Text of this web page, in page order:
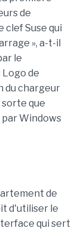
de
clef Suse qui
», a-t-il
le
de
du chargeur
que
Windows
de
d'utiliser le
qui sert